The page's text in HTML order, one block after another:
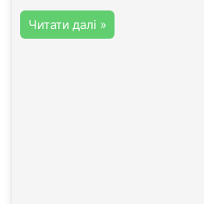
Читати далі »